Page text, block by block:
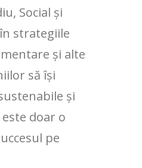
Social și
strategiile
și alte
să își
și
doar o
pe